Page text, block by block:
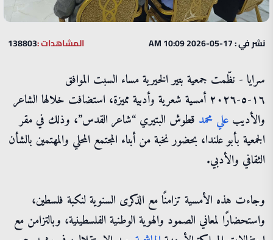
نشر في : 17-05-2026 10:09 AM المشاهدات :138803
سرايا - نظّمت جمعية بتير الخيرية مساء السبت الموافق
١٦-٥-٢٠٢٦ أمسية شعرية وأدبية مميزة، استضافت خلالها الشاعر
والأديب علي محمد قطوش البتيري “شاعر القدس”، وذلك في مقر
الجمعية بأبو علندا، بحضور نخبة من أبناء المجتمع المحلي والمهتمين بالشأن
الثقافي والأدبي.
وجاءت هذه الأمسية تزامنًا مع الذكرى السنوية لنكبة فلسطين،
واستحضارًا لمعاني الصمود والهوية الوطنية الفلسطينية، وبالتزامن مع